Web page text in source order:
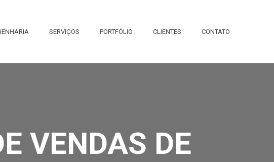
SERVIÇOS PORTFÓLIO CLIENTES CONTATO
VENDAS DE